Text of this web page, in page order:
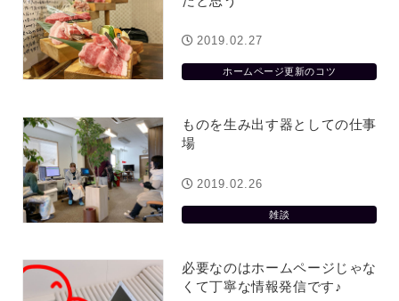
ホームページ更新のコツ
2019.02.27
ものを生み出す器としての仕事
場
雑談
2019.02.26
必要なのはホームページじゃな
くて丁寧な情報発信です♪
に負けない
メンタルに来る～！想定してたより利
2026.07.29